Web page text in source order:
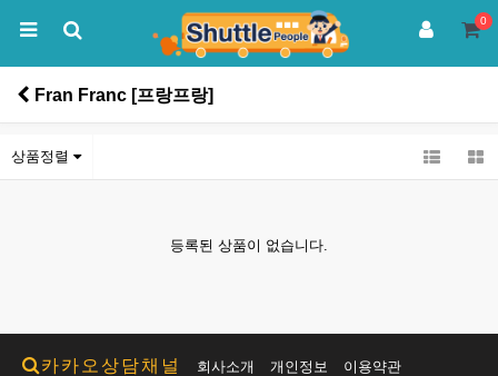
0
Fran Franc [프랑프랑]
상품정렬
등록된 상품이 없습니다.
카카오상담채널 회사소개 개인정보 이용약관